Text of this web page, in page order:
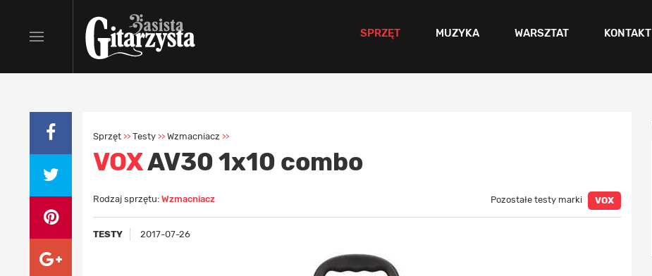
SPRZĘT MUZYKA WARSZTAT KONTAKT
Sprzęt >> Testy >> Wzmacniacz >>
VOXAV30 1x10 combo
Rodzaj sprzętu: Wzmacniacz Pozostałe testy marki VOX
TESTY 2017-07-26